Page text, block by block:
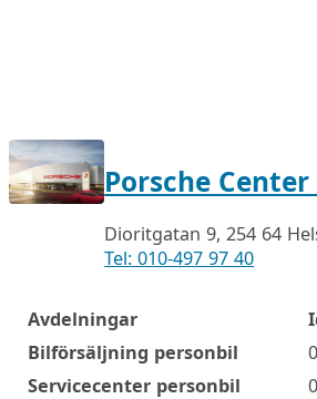
Porsche
Dioritgatan 9, 254 64
Tel: 010-497 97 40
Öppettider
Avdelningar
Bilförsäljning personbil
Servicecenter personbil